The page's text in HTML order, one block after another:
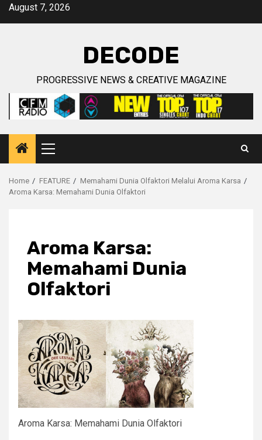
SkipAugust 7, 2026
DECODE
PROGRESSIVE NEWS & CREATIVE MAGAZINE
Primary
Menu
Home FEATURE
Memahami Dunia Olfaktori Melalui Aroma Karsa
Aroma Karsa: Memahami Dunia Olfaktori
Aroma Karsa:
Memahami Dunia
Olfaktori
Aroma Karsa: Memahami Dunia Olfaktori